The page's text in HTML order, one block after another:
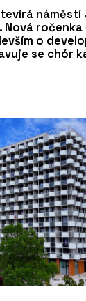
náměstí
Nová ročenka
o
se chór